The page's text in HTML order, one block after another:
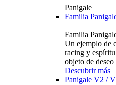
Panigale
Familia
Familia
Un ejemplo de
racing y
objeto de
Descubrir más
Panigale V2 /